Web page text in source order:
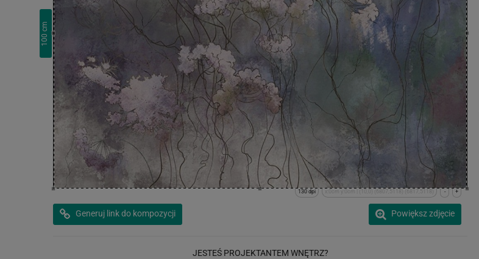
100
cm
+
-
x:0cm y:0cm | (10,0) (6807,5118) (6817,5118)
130 dpi
Powiększ zdjęcie
Generuj link do kompozycji
JESTEŚ PROJEKTANTEM WNĘTRZ?